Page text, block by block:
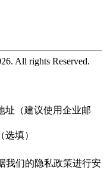
. All rights Reserved.
址（建议使用企业邮
选填）
我们的隐私政策进行安